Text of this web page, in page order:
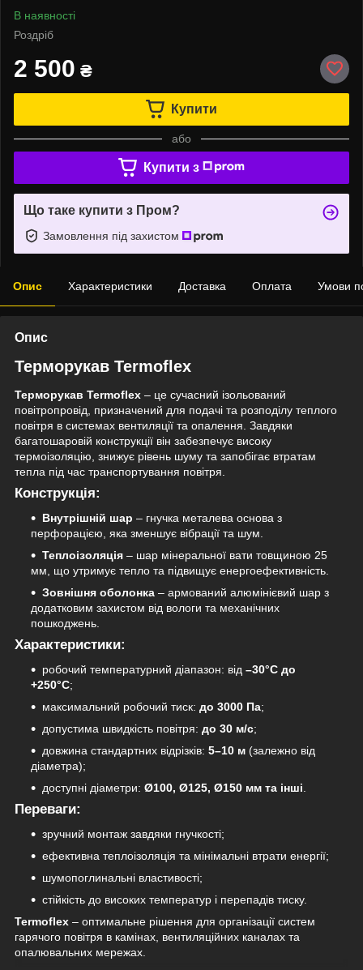
В наявності
Роздріб
2 500 ₴
Купити
або
Купити з
Що таке купити з Пром?
Замовлення під захистом
Опис Характеристики Доставка Оплата Умови
Опис
Терморукав Termoflex
Терморукав Termoflex – це сучасний ізольований
повітропровід, призначений для подачі та розподілу теплого
повітря в системах вентиляції та опалення. Завдяки
багатошаровій конструкції він забезпечує високу
термоізоляцію, знижує рівень шуму та запобігає втратам
тепла під час транспортування повітря.
Конструкція:
Внутрішній шар – гнучка металева основа з
перфорацією, яка зменшує вібрації та шум.
Теплоізоляція – шар мінеральної вати товщиною 25
мм, що утримує тепло та підвищує енергоефективність.
Зовнішня оболонка – армований алюмінієвий шар з
додатковим захистом від вологи та механічних
пошкоджень.
Характеристики:
робочий температурний діапазон: від –30°C до
+250°C;
максимальний робочий тиск: до 3000 Па;
допустима швидкість повітря: до 30 м/с;
довжина стандартних відрізків: 5–10 м (залежно від
діаметра);
доступні діаметри: Ø100, Ø125, Ø150 мм та інші
Переваги:
зручний монтаж завдяки гнучкості;
ефективна теплоізоляція та мінімальні втрати енергії;
шумопоглинальні властивості;
стійкість до високих температур і перепадів тиску.
Termoflex – оптимальне рішення для організації систем
гарячого повітря в камінах, вентиляційних каналах та
опалювальних мережах.